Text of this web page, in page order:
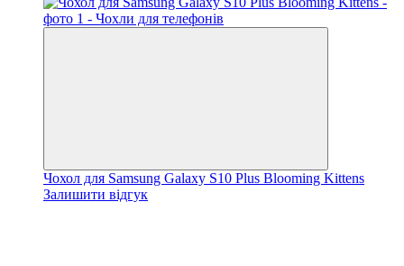
Чохол для Samsung Galaxy S10 Plus Blooming Kittens
Залишити відгук